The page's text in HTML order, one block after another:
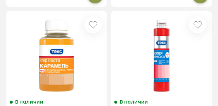
В наличии В наличии